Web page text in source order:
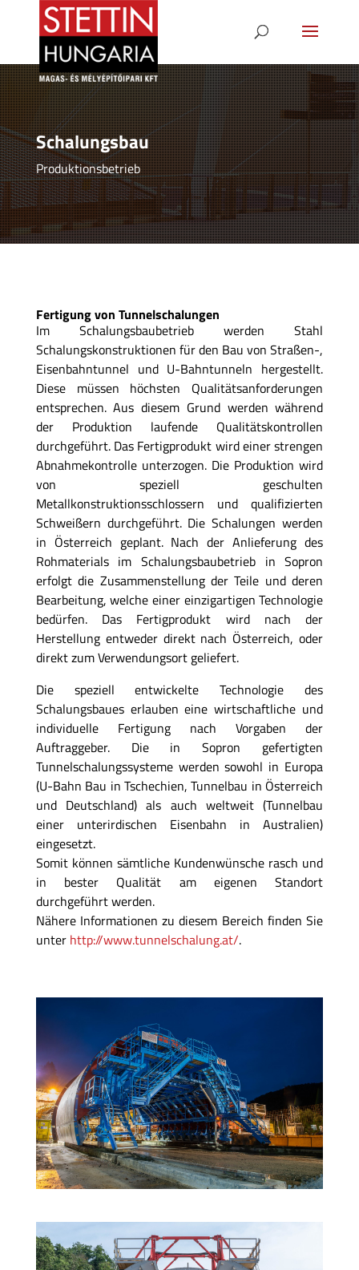
Schalungsbau
Produktionsbetrieb
Fertigung von Tunnelschalungen
Im Schalungsbaubetrieb werden Stahl
Schalungskonstruktionen für den Bau von Straßen-,
Eisenbahntunnel und U-Bahntunneln hergestellt.
Diese müssen höchsten Qualitätsanforderungen
entsprechen. Aus diesem Grund werden während
der Produktion laufende Qualitätskontrollen
durchgeführt. Das Fertigprodukt wird einer strengen
Abnahmekontrolle unterzogen. Die Produktion wird
von speziell geschulten
Metallkonstruktionsschlossern und qualifizierten
Schweißern durchgeführt. Die Schalungen werden
in Österreich geplant. Nach der Anlieferung des
Rohmaterials im Schalungsbaubetrieb in Sopron
erfolgt die Zusammenstellung der Teile und deren
Bearbeitung, welche einer einzigartigen Technologie
bedürfen. Das Fertigprodukt wird nach der
Herstellung entweder direkt nach Österreich, oder
direkt zum Verwendungsort geliefert.
Die speziell entwickelte Technologie des
Schalungsbaues erlauben eine wirtschaftliche und
individuelle Fertigung nach Vorgaben der
Auftraggeber. Die in Sopron gefertigten
Tunnelschalungssysteme werden sowohl in Europa
(U-Bahn Bau in Tschechien, Tunnelbau in Österreich
und Deutschland) als auch weltweit (Tunnelbau
einer unterirdischen Eisenbahn in Australien)
eingesetzt.
Somit können sämtliche Kundenwünsche rasch und
in bester Qualität am eigenen Standort
durchgeführt werden.
Nähere Informationen zu diesem Bereich finden Sie
unter http://www.tunnelschalung.at/.